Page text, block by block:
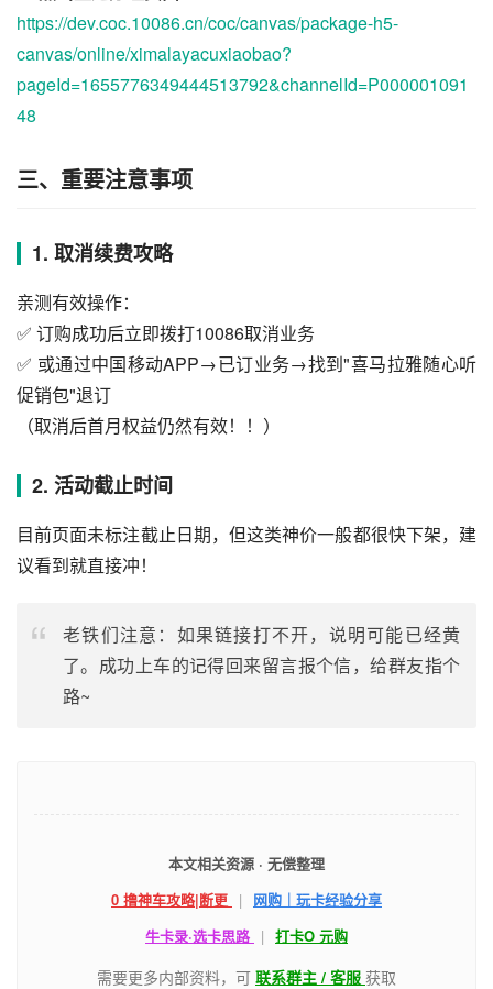
https://dev.coc.10086.cn/coc/canvas/package-h5-
canvas/online/ximalayacuxiaobao?
pageId=1655776349444513792&channelId=P000001091
48
三、重要注意事项
1. 取消续费攻略
亲测有效操作：
✅ 订购成功后立即拨打10086取消业务
✅ 或通过中国移动APP→已订业务→找到"喜马拉雅随心听
促销包"退订
（取消后首月权益仍然有效！！）
2. 活动截止时间
目前页面未标注截止日期，但这类神价一般都很快下架，建
议看到就直接冲！
老铁们注意：如果链接打不开，说明可能已经黄
了。成功上车的记得回来留言报个信，给群友指个
路~
本文相关资源 · 无偿整理
0 撸神车攻略|断更 |
网购｜玩卡经验分享
牛卡录·选卡思路 | 打卡O 元购
需要更多内部资料，可 联系群主 / 客服 获取